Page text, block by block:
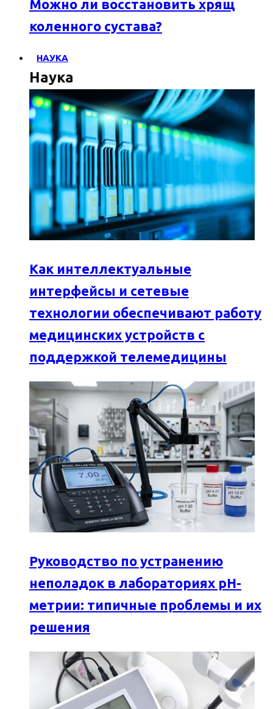
Можно ли восстановить хрящ
коленного сустава?
НАУКА
Наука
Как интеллектуальные
интерфейсы и сетевые
технологии обеспечивают работу
медицинских устройств с
поддержкой телемедицины
Руководство по устранению
неполадок в лабораториях pH-
метрии: типичные проблемы и их
решения